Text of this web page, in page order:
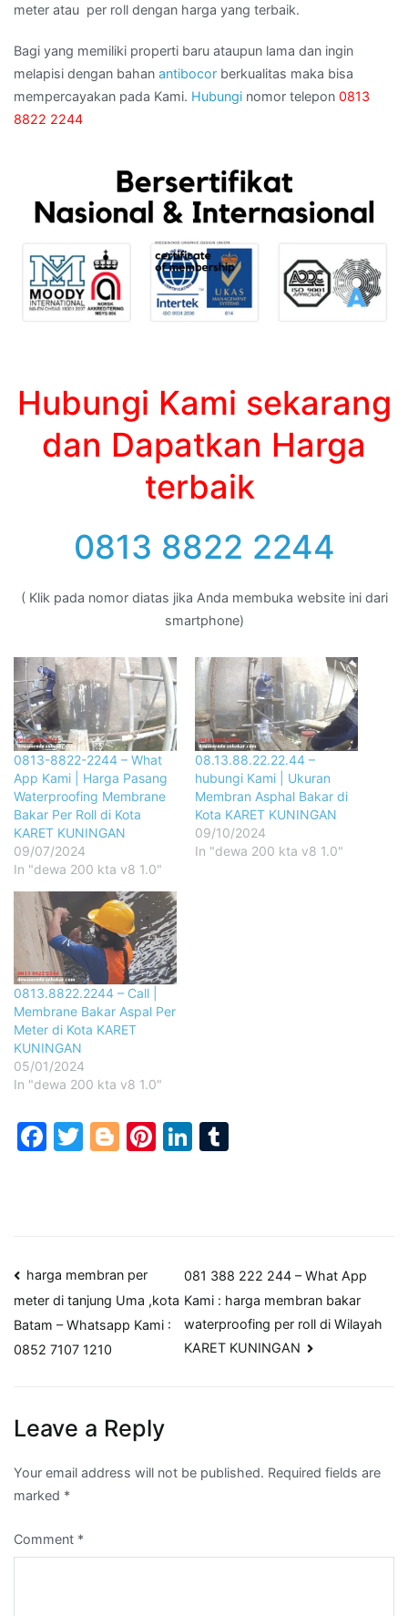
meter atau per roll dengan harga yang terbaik.
Bagi yang memiliki properti baru ataupun lama dan ingin
melapisi dengan bahan antibocor berkualitas maka bisa
mempercayakan pada Kami. Hubungi nomor telepon 0813
8822 2244
Hubungi Kami sekarang
dan Dapatkan Harga
terbaik
0813 8822 2244
( Klik pada nomor diatas jika Anda membuka website ini dari
smartphone)
0813-8822-2244 – What
App Kami | Harga Pasang
Waterproofing Membrane
Bakar Per Roll di Kota
KARET KUNINGAN
09/07/2024
In "dewa 200 kta v8 1.0"
08.13.88.22.22.44 –
hubungi Kami | Ukuran
Membran Asphal Bakar di
Kota KARET KUNINGAN
09/10/2024
In "dewa 200 kta v8 1.0"
0813.8822.2244 – Call |
Membrane Bakar Aspal Per
Meter di Kota KARET
KUNINGAN
05/01/2024
In "dewa 200 kta v8 1.0"
Facebook
Twitter
Blogger
Pinterest
LinkedIn
Post
navigation
harga membran per
meter di tanjung Uma ,kota
Batam – Whatsapp Kami :
0852 7107 1210
081 388 222 244 – What App
Kami : harga membran bakar
waterproofing per roll di Wilayah
KARET KUNINGAN
Leave a Reply
Your email address will not be published. Required fields are
marked *
Comment *